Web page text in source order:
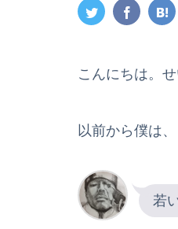
こんにちは。
以前から僕は、
若